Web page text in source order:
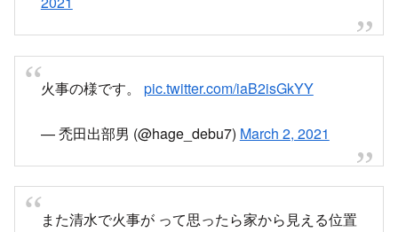
火事の様です。 pic.twitter.com/iaB2isGkYY
— 禿田出部男 (@hage_debu7) March 2, 2021
また清水で火事が って思ったら家から見える位置